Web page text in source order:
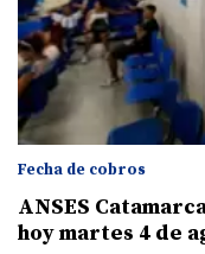
Fecha de cobros
ANSES
hoy martes 4 de